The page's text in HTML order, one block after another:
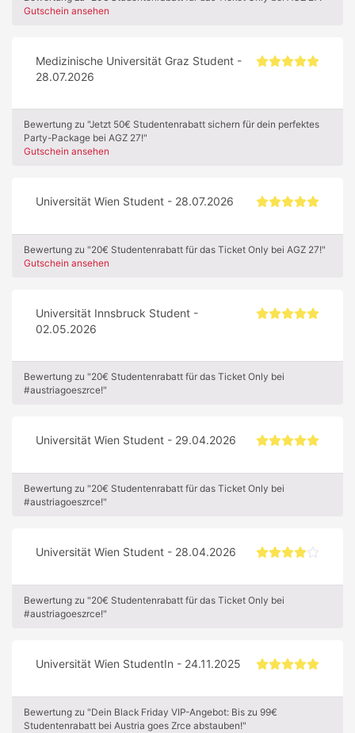
Gutschein ansehen
Medizinische Universität Graz Student -
28.07.2026
Bewertung zu "Jetzt 50€ Studentenrabatt sichern für dein perfektes
Party-Package bei AGZ 27!"
Gutschein ansehen
Universität Wien Student - 28.07.2026
Bewertung zu "20€ Studentenrabatt für das Ticket Only bei AGZ 27!"
Gutschein ansehen
Universität Innsbruck Student -
02.05.2026
Bewertung zu "20€ Studentenrabatt für das Ticket Only bei
#austriagoeszrce!"
Universität Wien Student - 29.04.2026
Bewertung zu "20€ Studentenrabatt für das Ticket Only bei
#austriagoeszrce!"
Universität Wien Student - 28.04.2026
Bewertung zu "20€ Studentenrabatt für das Ticket Only bei
#austriagoeszrce!"
Universität Wien StudentIn - 24.11.2025
Bewertung zu "Dein Black Friday VIP-Angebot: Bis zu 99€
Studentenrabatt bei Austria goes Zrce abstauben!"